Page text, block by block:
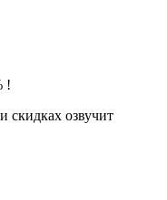
!
озвучит